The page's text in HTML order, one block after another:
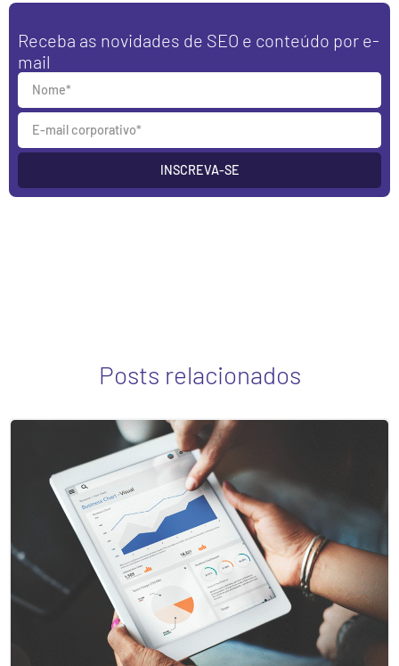
Receba as novidades de SEO e conteúdo por e-
mail
INSCREVA-SE
Posts relacionados